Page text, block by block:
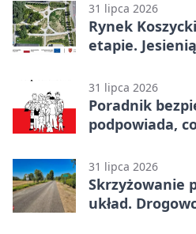
31 lipca 2026
Rynek
etapie.
31 lipca 2026
Poradnik
podpowiada,
31 lipca 2026
Skrzyżowanie
układ.